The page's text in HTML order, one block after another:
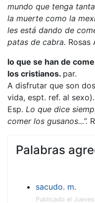
mundo que tenga
la muerte como la
les está dando de
patas de cabra. Rosas
lo que se han de
los cristianos. par.
A disfrutar que son
vida, espt. ref. al sexo).
Esp. Lo que dice
comer los gusanos...”.
Palabras
sacudo. m.
Publicado el